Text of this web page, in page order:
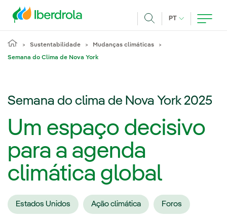
PT IDIOMA ATUAL,
Sustentabilidade Mudanças climáticas
Semana do Clima de Nova York
Semana do clima de Nova York 2025
Um espaço decisivo
para a agenda
climática global
Estados Unidos Ação climática Foros